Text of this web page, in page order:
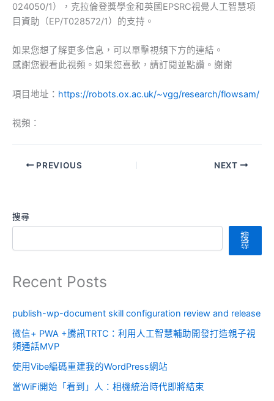
024050/1），克拉倫登獎學金和英國EPSRC視覺人工智慧項
目資助（EP/T028572/1）的支持。
如果您想了解更多信息，可以單擊視頻下方的連結。
感謝您觀看此視頻。如果您喜歡，請訂閱並點讚。謝謝
項目地址： https://robots.ox.ac.uk/~vgg/research/flowsam/
視頻：
PREVIOUS NEXT
搜尋
搜
尋
Recent Posts
publish-wp-document skill configuration review and release
微信+ PWA +騰訊TRTC：利用人工智慧輔助開發打造親子視
頻通話MVP
使用Vibe編碼重建我的WordPress網站
當WiFi開始「看到」人：相機統治時代即將結束